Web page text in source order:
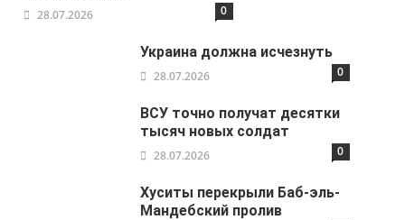
28.07.2026 0
Украина должна исчезнуть
28.07.2026 0
ВСУ точно получат десятки
тысяч новых солдат
28.07.2026 0
Хуситы перекрыли Баб-эль-
Мандебский пролив